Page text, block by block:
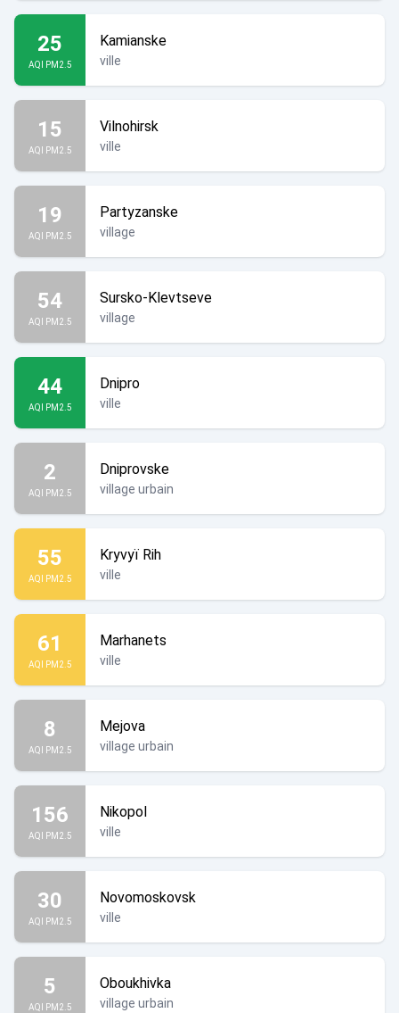
25
AQI PM2.5
Kamianske
ville
15
AQI PM2.5
Vilnohirsk
ville
19
AQI PM2.5
Partyzanske
village
54
AQI PM2.5
Sursko-Klevtseve
village
44
AQI PM2.5
Dnipro
ville
2
AQI PM2.5
Dniprovske
village urbain
55
AQI PM2.5
Kryvyï Rih
ville
61
AQI PM2.5
Marhanets
ville
8
AQI PM2.5
Mejova
village urbain
156
AQI PM2.5
Nikopol
ville
30
AQI PM2.5
Novomoskovsk
ville
5
AQI PM2.5
Oboukhivka
village urbain